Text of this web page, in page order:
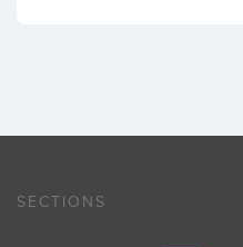
SECTIONS